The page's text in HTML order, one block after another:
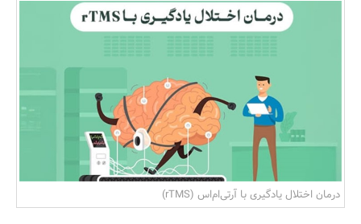
بانک، بیمه و سرمایه
درمان اختلال یادگیری با آرتی‌ام‌اس (rTMS)